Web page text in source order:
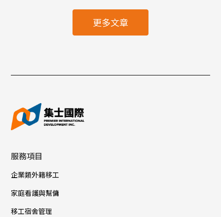
更多文章
服務項目
企業類外籍移工
家庭看護與幫傭
移工宿舍管理